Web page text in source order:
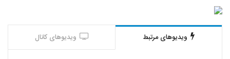
ویدیوهای مرتبط ویدیوهای کانال